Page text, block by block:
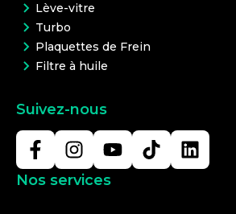
Lève-vitre
Turbo
Plaquettes de Frein
Filtre à huile
Suivez-nous
Nos services